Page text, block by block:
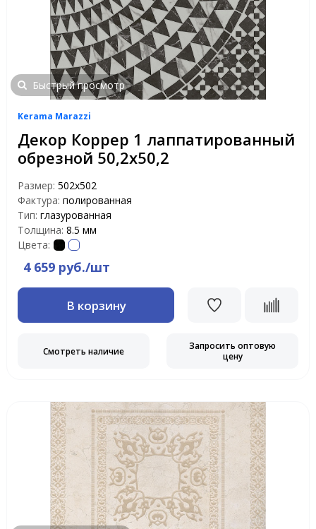
Быстрый просмотр
Kerama Marazzi
Декор Коррер 1 лаппатированный
обрезной 50,2х50,2
Размер: 502х502
Фактура: полированная
Тип: глазурованная
Толщина: 8.5 мм
Цвета:
4 659 руб./шт
В корзину
Смотреть наличие
Запросить оптовую
цену